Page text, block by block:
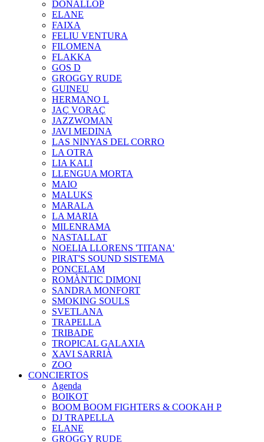
DONALLOP
ELANE
FAIXA
FELIU VENTURA
FILOMENA
FLAKKA
GOS D
GROGGY RUDE
GUINEU
HERMANO L
JAÇ VORAÇ
JAZZWOMAN
JAVI MEDINA
LAS NINYAS DEL CORRO
LA OTRA
LIA KALI
LLENGUA MORTA
MAIO
MALUKS
MARALA
LA MARIA
MILENRAMA
NASTALLAT
NOELIA LLORENS 'TITANA'
PIRAT'S SOUND SISTEMA
PONCELAM
ROMÀNTIC DIMONI
SANDRA MONFORT
SMOKING SOULS
SVETLANA
TRAPELLA
TRIBADE
TROPICAL GALAXIA
XAVI SARRIÀ
ZOO
CONCIERTOS
Agenda
BOIKOT
BOOM BOOM FIGHTERS & COOKAH P
DJ TRAPELLA
ELANE
GROGGY RUDE